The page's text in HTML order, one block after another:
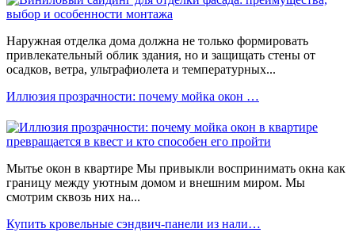
Наружная отделка дома должна не только формировать
привлекательный облик здания, но и защищать стены от
осадков, ветра, ультрафиолета и температурных...
Иллюзия прозрачности: почему мойка окон …
Мытье окон в квартире Мы привыкли воспринимать окна как
границу между уютным домом и внешним миром. Мы
смотрим сквозь них на...
Купить кровельные сэндвич-панели из нали…